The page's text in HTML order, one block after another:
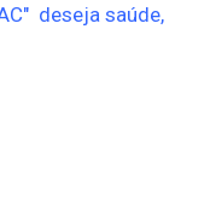
deseja saúde,